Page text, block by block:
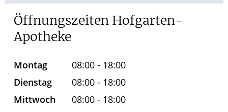
Öffnungszeiten Hofgarten-
Apotheke
Montag
08:00 - 18:00
Dienstag
08:00 - 18:00
Mittwoch
08:00 - 18:00